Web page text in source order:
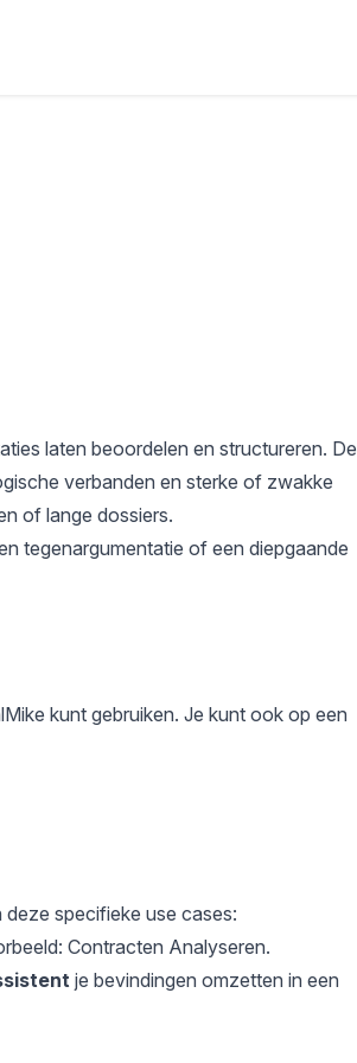
laten beoordelen en structureren. De
verbanden en sterke of zwakke
of lange dossiers.
tegenargumentatie of een diepgaande
kunt gebruiken. Je kunt ook op een
deze specifieke use cases:
Contracten Analyseren.
je bevindingen omzetten in een